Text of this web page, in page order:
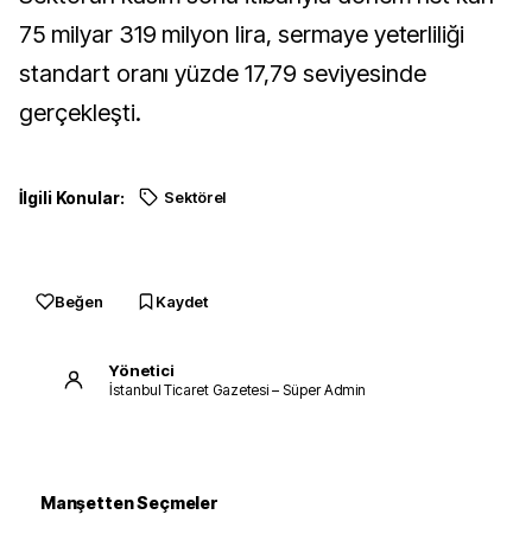
75 milyar 319 milyon lira, sermaye yeterliliği
standart oranı yüzde 17,79 seviyesinde
gerçekleşti.
İlgili Konular: Sektörel
Beğen Kaydet
Yönetici
İstanbul Ticaret Gazetesi – Süper Admin
Manşetten Seçmeler